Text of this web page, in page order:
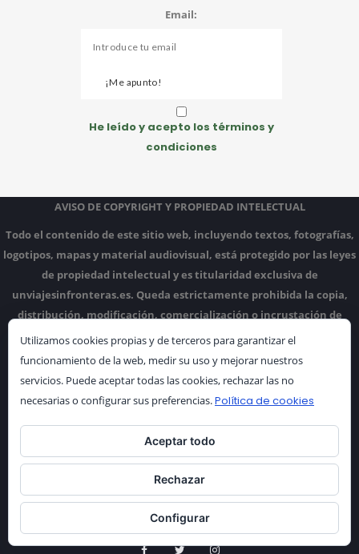
Email:
He leído y acepto los términos y
condiciones
AVISO DE COPYRIGHT Y PROPIEDAD INTELECTUAL
Todo el contenido de este sitio web, incluyendo textos, fotografías,
logotipos, mapas y material audiovisual, está protegido por las leyes
de propiedad intelectual y es titularidad exclusiva de
unviajesinfronteras.es. Queda estrictamente prohibida la copia,
distribución, modificación, comercialización o incrustación de
cualquier material de este blog sin la autorización expresa de los
autores.
El uso no autorizado de este contenido dará lugar a las
acciones legales correspondientes.
Utilizamos cookies propias y de terceros para garantizar el
funcionamiento de la web, medir su uso y mejorar nuestros
servicios. Puede aceptar todas las cookies, rechazar las no
necesarias o configurar sus preferencias.Política de cookies
Aceptar todo
Rechazar
Configurar